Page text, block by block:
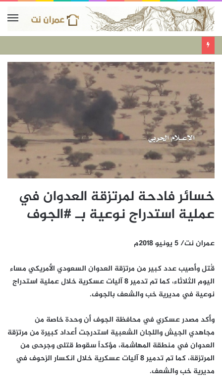
خسائر فادحة لمرتزقة العدوان في
عملية استدراج نوعية بـ #الجوف
عمران نت/ 5 يونيو 2018م
قُتل وأصيب عدد كبير من مرتزقة العدوان السعودي الأمريكي مساء
اليوم الثلاثاء، كما تم تدمير 8 آليات عسكرية خلال عملية استدراج
نوعية في مديرية خب والشعف بالجوف.
وأكد مصدر عسكري في محافظة الجوف أن وحدة خاصة من
مجاهدي الجيش واللجان الشعبية استدرجت أعداد كبيرة من مرتزقة
العدوان في منطقة المهاشمة، مؤكداً سقوط قتلى وجرحى من
المرتزقة، كما تم تدمير 8 آليات عسكرية خلال انكسار الزحوف في
مديرية خب والشعف.